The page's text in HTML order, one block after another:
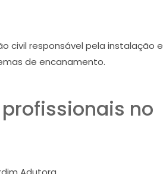
civil responsável pela instalação e
de encanamento.
no